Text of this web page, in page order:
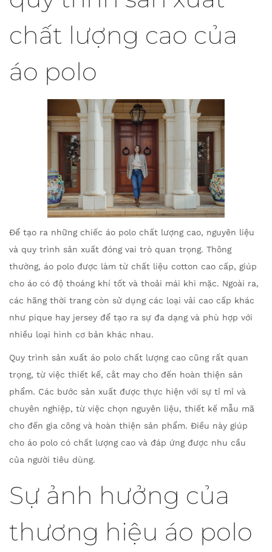
chất lượng cao của
áo polo
Để tạo ra những chiếc áo polo chất lượng cao, nguyên liệu
và quy trình sản xuất đóng vai trò quan trọng. Thông
thường, áo polo được làm từ chất liệu cotton cao cấp, giúp
cho áo có độ thoáng khí tốt và thoải mái khi mặc. Ngoài ra,
các hãng thời trang còn sử dụng các loại vải cao cấp khác
như pique hay jersey để tạo ra sự đa dạng và phù hợp với
nhiều loại hình cơ bản khác nhau.
Quy trình sản xuất áo polo chất lượng cao cũng rất quan
trọng, từ việc thiết kế, cắt may cho đến hoàn thiện sản
phẩm. Các bước sản xuất được thực hiện với sự tỉ mỉ và
chuyên nghiệp, từ việc chọn nguyên liệu, thiết kế mẫu mã
cho đến gia công và hoàn thiện sản phẩm. Điều này giúp
cho áo polo có chất lượng cao và đáp ứng được nhu cầu
của người tiêu dùng.
Sự ảnh hưởng của
thương hiệu áo polo